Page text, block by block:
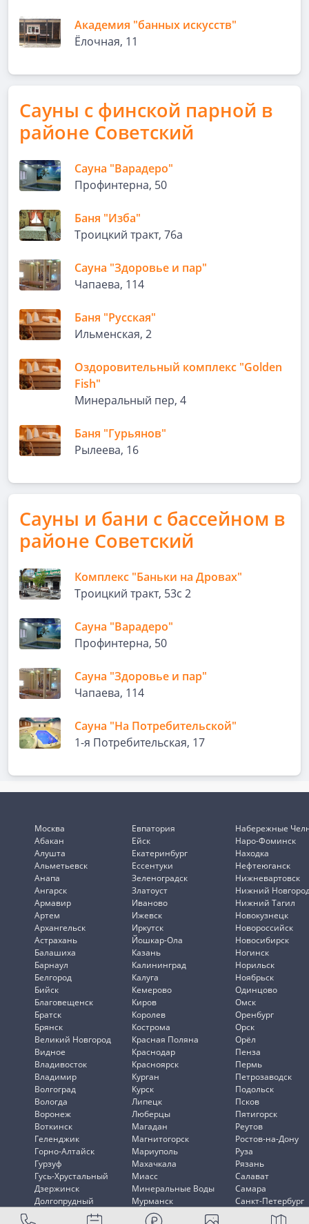
Академия "банных искусств"
Ёлочная, 11
Сауны с финской парной в
районе Советский
Сауна "Варадеро"
Профинтерна, 50
Баня "Изба"
Троицкий тракт, 76а
Сауна "Здоровье и пар"
Чапаева, 114
Баня "Русская"
Ильменская, 2
Оздоровительный комплекс "Golden
Fish"
Минеральный пер, 4
Баня "Гурьянов"
Рылеева, 16
Сауны и бани с бассейном в
районе Советский
Комплекс "Баньки на Дровах"
Троицкий тракт, 53с 2
Сауна "Варадеро"
Профинтерна, 50
Сауна "Здоровье и пар"
Чапаева, 114
Сауна "На Потребительской"
1-я Потребительская, 17
Москва
Абакан
Алушта
Альметьевск
Анапа
Ангарск
Армавир
Артем
Архангельск
Астрахань
Балашиха
Барнаул
Белгород
Бийск
Благовещенск
Братск
Брянск
Великий Новгород
Видное
Владивосток
Владимир
Волгоград
Вологда
Воронеж
Воткинск
Геленджик
Горно-Алтайск
Гурзуф
Гусь-Хрустальный
Дзержинск
Долгопрудный
Евпатория
Ейск
Екатеринбург
Ессентуки
Зеленоградск
Златоуст
Иваново
Ижевск
Иркутск
Йошкар-Ола
Казань
Калининград
Калуга
Кемерово
Киров
Королев
Кострома
Красная Поляна
Краснодар
Красноярск
Курган
Курск
Липецк
Люберцы
Магадан
Магнитогорск
Мариуполь
Махачкала
Миасс
Минеральные Воды
Мурманск
Мытищи
Набережные
Наро-Фоминск
Находка
Нефтеюганск
Нижневартовск
Нижний
Нижний Тагил
Новокузнецк
Новороссийск
Новосибирск
Ногинск
Норильск
Ноябрьск
Одинцово
Омск
Оренбург
Орск
Орёл
Пенза
Пермь
Петрозаводск
Подольск
Псков
Пятигорск
Реутов
Ростов-на-Дону
Руза
Рязань
Салават
Самара
Санкт-Петербург